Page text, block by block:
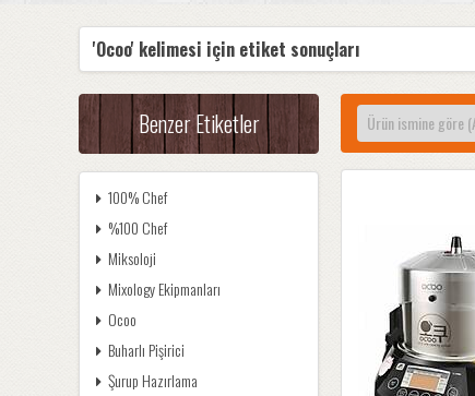
'Ocoo' kelimesi için etiket sonuçları
Benzer Etiketler
100% Chef
%100 Chef
Miksoloji
Mixology Ekipmanları
Ocoo
Buharlı Pişirici
Şurup Hazırlama